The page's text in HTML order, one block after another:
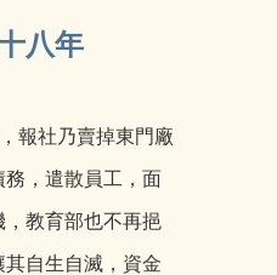
八年
報社乃賣掉東門廠
務，遣散員工，面
，教育部也不再挹
其自生自滅，資金